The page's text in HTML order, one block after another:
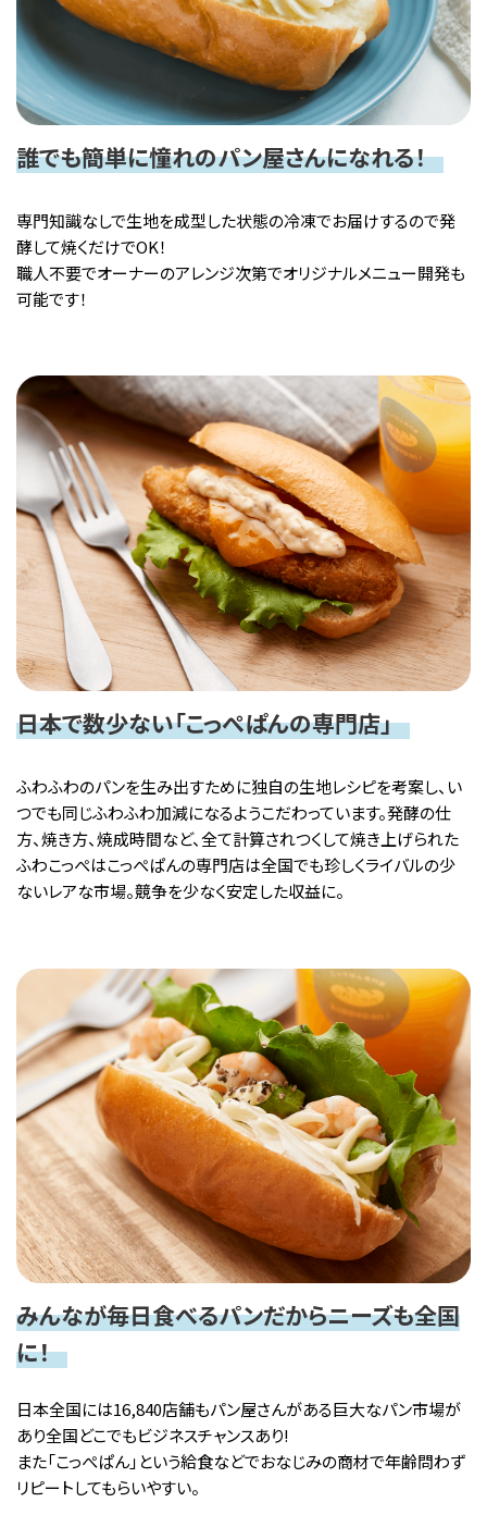
誰でも簡単に憧れのパン屋さんになれる！
専門知識なしで生地を成型した状態の冷凍でお届けするので発
酵して焼くだけでOK！
職人不要でオーナーのアレンジ次第でオリジナルメニュー開発も
可能です！
日本で数少ない「こっぺぱんの専門店」
ふわふわのパンを生み出すために独自の生地レシピを考案し、い
つでも同じふわふわ加減になるようこだわっています。発酵の仕
方、焼き方、焼成時間など、全て計算されつくして焼き上げられた
ふわこっぺはこっぺぱんの専門店は全国でも珍しくライバルの少
ないレアな市場。競争を少なく安定した収益に。
みんなが毎日食べるパンだからニーズも全国
に！
日本全国には16,840店舗もパン屋さんがある巨大なパン市場が
あり全国どこでもビジネスチャンスあり!
また「こっぺぱん」という給食などでおなじみの商材で年齢問わず
リピートしてもらいやすい。